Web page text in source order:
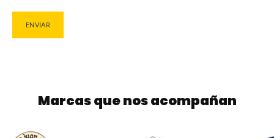
Marcas que nos acompañan